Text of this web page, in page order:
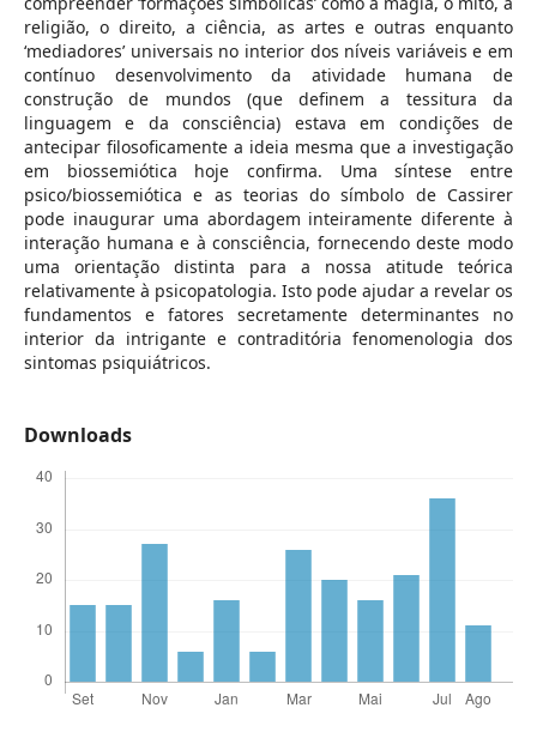
religião, o direito, a ciência, as artes e outras enquanto
‘mediadores’ universais no interior dos níveis variáveis e em
contínuo desenvolvimento da atividade humana de
construção de mundos (que definem a tessitura da
linguagem e da consciência) estava em condições de
antecipar filosoficamente a ideia mesma que a investigação
em biossemiótica hoje confirma. Uma síntese entre
psico/biossemiótica e as teorias do símbolo de Cassirer
pode inaugurar uma abordagem inteiramente diferente à
interação humana e à consciência, fornecendo deste modo
uma orientação distinta para a nossa atitude teórica
relativamente à psicopatologia. Isto pode ajudar a revelar os
fundamentos e fatores secretamente determinantes no
interior da intrigante e contraditória fenomenologia dos
sintomas psiquiátricos.
Downloads